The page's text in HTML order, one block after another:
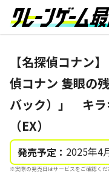
【名探偵コナン
偵コナン 隻眼の
バック）」 キラ
（EX）
発売予定： 2025年4
※実際の発売日はサービスをご確認くだ